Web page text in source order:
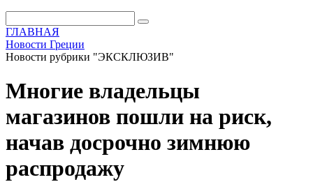
ГЛАВНАЯ
Новости Греции
Новости рубрики "ЭКСКЛЮЗИВ"
Многие владельцы
магазинов пошли на риск,
начав досрочно зимнюю
распродажу